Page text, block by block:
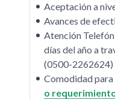
Aceptación a
Avances de
Atención
días del año a
(0500-2262624)
Comodidad para
o